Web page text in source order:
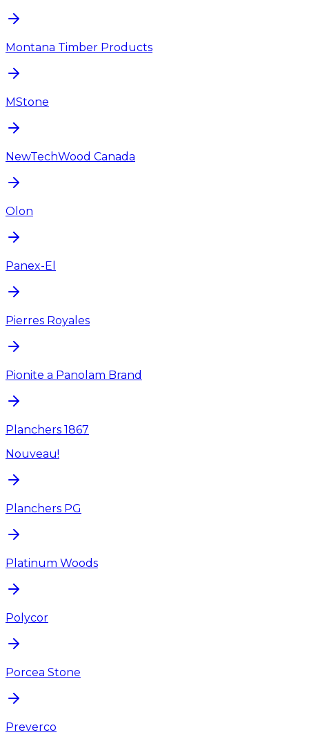
Montana Timber Products
MStone
NewTechWood Canada
Olon
Panex-El
Pierres Royales
Pionite a Panolam Brand
Planchers 1867
Nouveau!
Planchers PG
Platinum Woods
Polycor
Porcea Stone
Preverco